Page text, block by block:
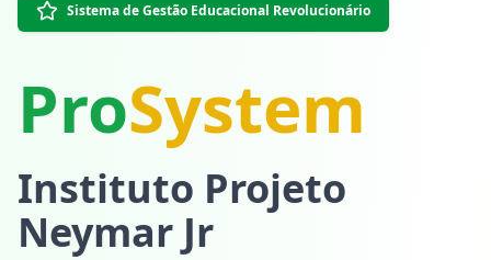
Sistema de Gestão Educacional Revolucionário
ProSystem
Instituto Projeto
Neymar Jr